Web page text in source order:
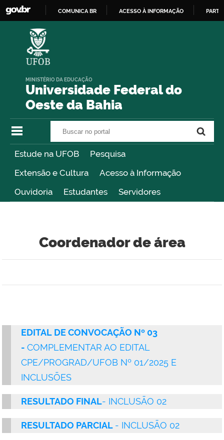
COMUNICA BR ACESSO À INFORMAÇÃO
Universidade Federal do
Oeste da Bahia
MINISTÉRIO DA EDUCAÇÃO
Estude na UFOB
Pesquisa
Extensão e Cultura
Acesso à Informação
Ouvidoria
Estudantes Servidores
Coordenador de área
EDITAL DE CONVOCAÇÃO Nº 03
- COMPLEMENTAR AO EDITAL
CPE/PROGRAD/UFOB Nº 01/2025 E
INCLUSÕES
RESULTADO FINAL- INCLUSÃO 02
RESULTADO PARCIAL - INCLUSÃO 02